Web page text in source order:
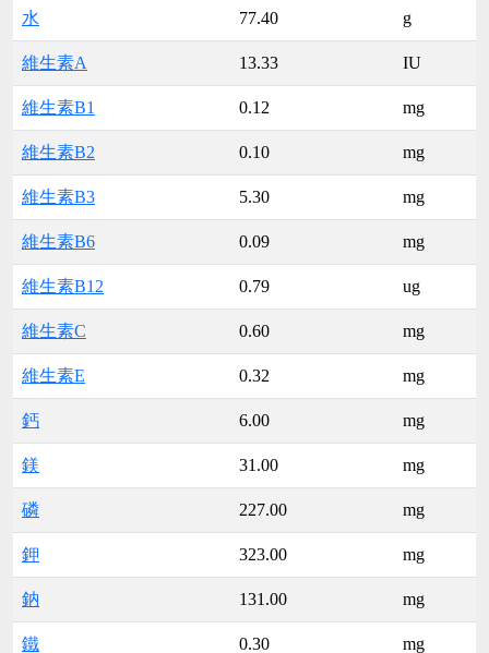
水 77.40 g
維生素A 13.33 IU
維生素B1 0.12 mg
維生素B2 0.10 mg
維生素B3 5.30 mg
維生素B6 0.09 mg
維生素B12 0.79 ug
維生素C 0.60 mg
維生素E 0.32 mg
鈣 6.00 mg
鎂 31.00 mg
磷 227.00 mg
鉀 323.00 mg
鈉 131.00 mg
鐵 0.30 mg